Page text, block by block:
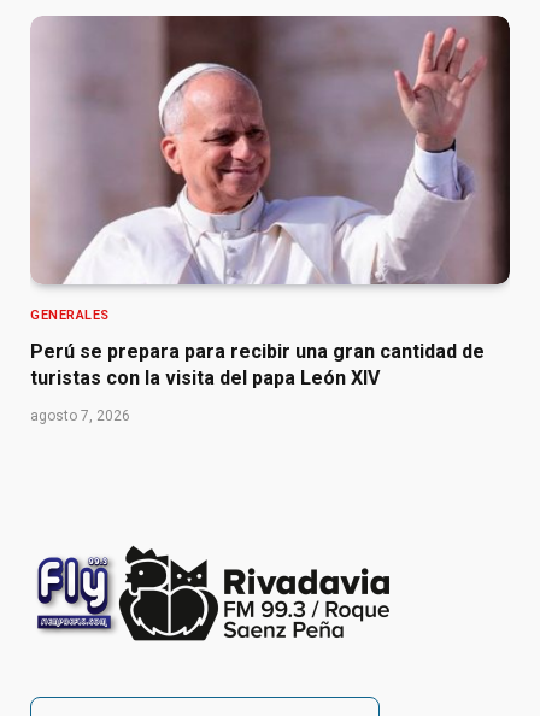
GENERALES
Perú se prepara para recibir una gran cantidad de
turistas con la visita del papa León XIV
agosto 7, 2026